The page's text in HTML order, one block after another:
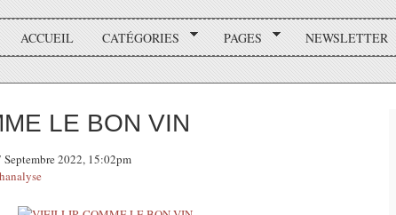
ACCUEIL CATÉGORIES PAGES NEWSLETTER
LE BON VIN
2022, 15:02pm